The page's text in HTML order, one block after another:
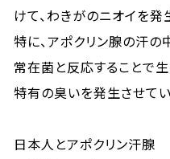
けて、わきがのニオイを発
特に、アポクリン腺の汗
常在菌と反応することで
特有の臭いを発生させて
日本人とアポクリン汗腺